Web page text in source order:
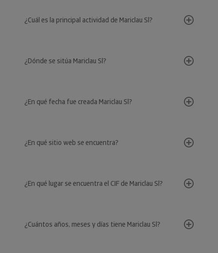
¿Cuál es la principal actividad de Mariclau Sl?
¿Dónde se sitúa Mariclau Sl?
¿En qué fecha fue creada Mariclau Sl?
¿En qué sitio web se encuentra?
¿En qué lugar se encuentra el CIF de Mariclau Sl?
¿Cuántos años, meses y días tiene Mariclau Sl?